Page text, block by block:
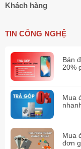
Khách hàng
TIN CÔNG NGHỆ
Bán
20%
Mua
Mua
đơn